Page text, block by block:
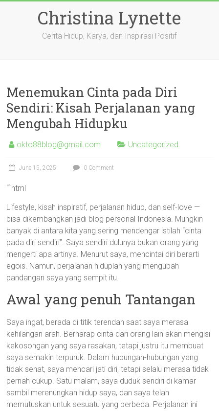
Christina Lynette
Cerita Hidup, Karya, dan Inspirasi Positif
Menemukan Cinta pada Diri
Sendiri: Kisah Perjalanan yang
Mengubah Hidupku
okto88blog@gmail.com Uncategorized
June 15, 2025 0 Comment
“`html
Lifestyle, kisah inspiratif, perjalanan hidup, dan self-love —
bisa dikembangkan jadi blog personal Indonesia. Mungkin
banyak di antara kita yang sering mendengar istilah “cinta
pada diri sendiri”. Saya sendiri dulunya bukan orang yang
mengerti apa artinya. Menurut saya, mencintai diri berarti
egois. Namun, perjalanan hiduplah yang mengubah
pandangan saya yang sempit itu.
Awal yang penuh Tantangan
Saya ingat, berada di titik terendah saat saya merasa
kehilangan arah. Berharap cinta dari orang lain akan mengisi
kekosongan yang saya rasakan, tetapi justru itu membuat
saya semakin terpuruk. Dalam hubungan-hubungan yang
tidak sehat, saya mencari jati diri, tetapi selalu merasa tidak
pernah cukup. Satu malam, saya duduk sendiri di kamar
sambil merenungkan hidup saya, dan saya telah
memutuskan untuk sesuatu yang berbeda. Perjalanan ini